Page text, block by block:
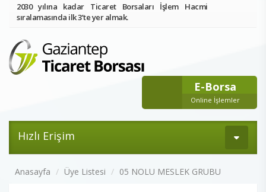
2030 yılına kadar Ticaret Borsaları İşlem Hacmi
sıralamasında ilk 3’te yer almak.
E-Borsa
Online İşlemler
Hızlı Erişim
Anasayfa Üye Listesi 05 NOLU MESLEK GRUBU